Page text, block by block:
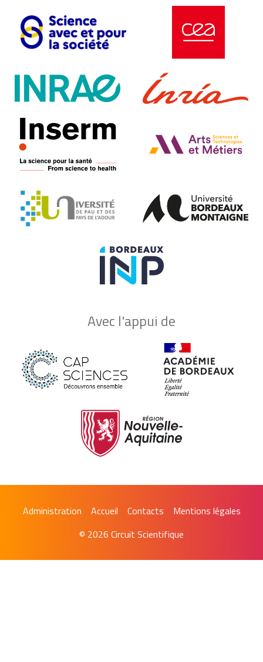
Avec l'appui de
Administration Accueil Contacts
Mentions légales
© 2026 Circuit Scientifique